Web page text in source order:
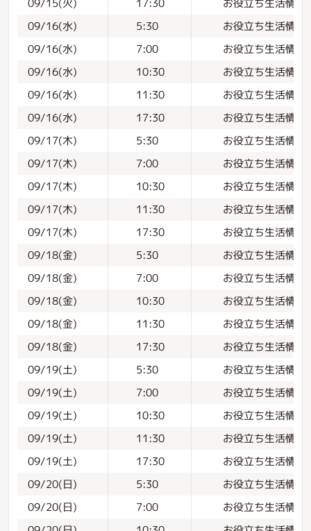
09/16(水) 5:30 お役立ち生活情報
09/16(水) 7:00 お役立ち生活情報
09/16(水) 10:30 お役立ち生活情報
09/16(水) 11:30 お役立ち生活情報
09/16(水) 17:30 お役立ち生活情報
09/17(木) 5:30 お役立ち生活情報
09/17(木) 7:00 お役立ち生活情報
09/17(木) 10:30 お役立ち生活情報
09/17(木) 11:30 お役立ち生活情報
09/17(木) 17:30 お役立ち生活情報
09/18(金) 5:30 お役立ち生活情報
09/18(金) 7:00 お役立ち生活情報
09/18(金) 10:30 お役立ち生活情報
09/18(金) 11:30 お役立ち生活情報
09/18(金) 17:30 お役立ち生活情報
09/19(土) 5:30 お役立ち生活情報
09/19(土) 7:00 お役立ち生活情報
09/19(土) 10:30 お役立ち生活情報
09/19(土) 11:30 お役立ち生活情報
09/19(土) 17:30 お役立ち生活情報
09/20(日) 5:30 お役立ち生活情報
09/20(日) 7:00 お役立ち生活情報